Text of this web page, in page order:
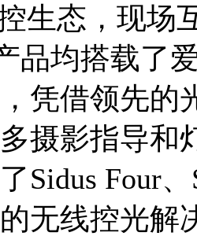
生态，现场
品均搭载了
凭借领先的
摄影指导和
Sidus Four
无线控光解